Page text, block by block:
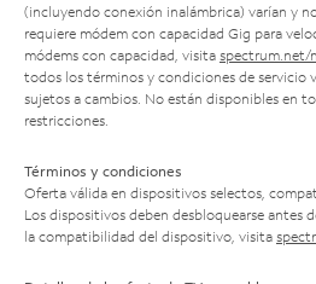
(incluyendo conexión inalámbrica) varían y
requiere módem con capacidad Gig para
módems con capacidad, visita spectrum.net/
todos los términos y condiciones de servicio
sujetos a cambios. No están disponibles en
restricciones.
Términos y condiciones
Oferta válida en dispositivos selectos,
Los dispositivos deben desbloquearse antes
la compatibilidad del dispositivo, visita